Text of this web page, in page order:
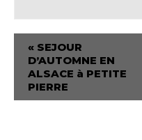
« SEJOUR
D’AUTOMNE EN
ALSACE à PETITE
PIERRE